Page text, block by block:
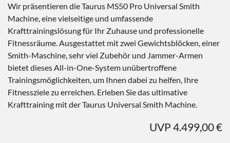
Wir präsentieren die Taurus MS50 Pro Universal Smith
Machine, eine vielseitige und umfassende
Krafttrainingslösung für Ihr Zuhause und professionelle
Fitnessräume. Ausgestattet mit zwei Gewichtsblöcken, einer
Smith-Maschine, sehr viel Zubehör und Jammer-Armen
bietet dieses All-in-One-System unübertroffene
Trainingsmöglichkeiten, um Ihnen dabei zu helfen, Ihre
Fitnessziele zu erreichen. Erleben Sie das ultimative
Krafttraining mit der Taurus Universal Smith Machine.
UVP 4.499,00 €